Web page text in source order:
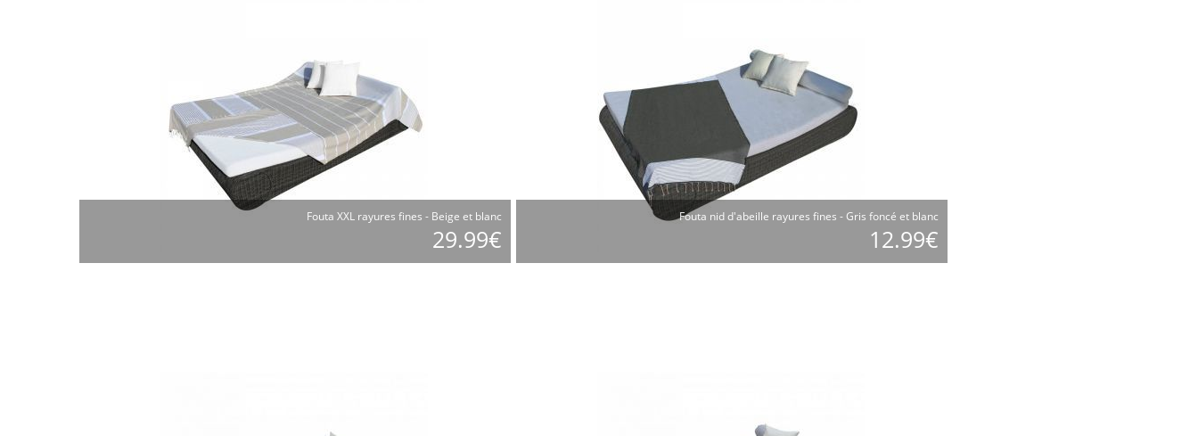
Fouta XXL rayures fines - Beige et blanc
29.99€
Fouta nid d'abeille rayures fines - Gris foncé et blanc
12.99€